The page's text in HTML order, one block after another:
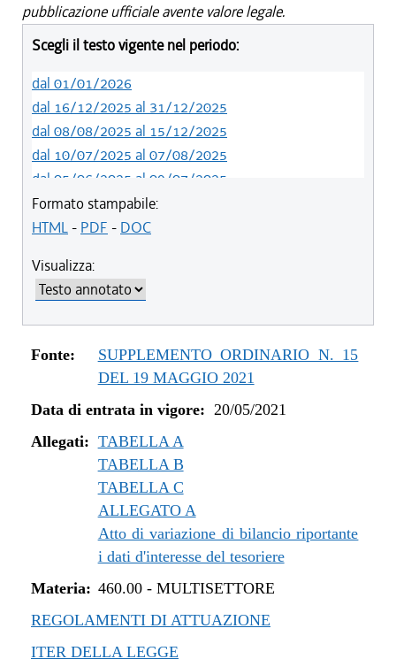
pubblicazione ufficiale avente valore legale.
Scegli il testo vigente nel periodo:
dal 01/01/2026
dal 16/12/2025 al 31/12/2025
dal 08/08/2025 al 15/12/2025
dal 10/07/2025 al 07/08/2025
dal 05/06/2025 al 09/07/2025
dal 14/05/2024 al 04/06/2025
dal 12/08/2023 al 13/05/2024
dal 04/08/2022 al 31/12/2022
dal 14/06/2022 al 03/08/2022
dal 01/01/2022 al 13/06/2022
dal 10/12/2021 al 31/12/2021
dal 06/11/2021 al 09/12/2021
dal 20/05/2021 al 11/08/2021
Formato stampabile:
HTML- PDF - DOC
Visualizza:
Fonte:
SUPPLEMENTO ORDINARIO N. 15
DEL 19 MAGGIO 2021
Data di entrata in vigore: 20/05/2021
Allegati: TABELLA A
TABELLA B
TABELLA C
ALLEGATO A
Atto di variazione di bilancio riportante
i dati d'interesse del tesoriere
Materia: 460.00- MULTISETTORE
REGOLAMENTI DI ATTUAZIONE
ITER DELLA LEGGE